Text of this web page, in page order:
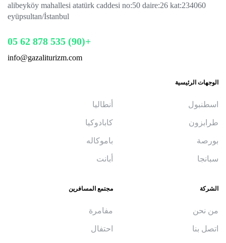
alibeyköy mahallesi atatürk caddesi no:50 daire:26 kat:234060
eyüpsultan/İstanbul
+(90) 535 878 62 05
info@gazaliturizm.com
الوجهات الرئيسية
اسطنبول
طرابزون
بورصة
سبانجا
أنطاليا
كابادوكيا
باموكاله
أبانت
الشركة
من نحن
اتصل بنا
مجتمع المسافرين
مفامرة
احتفال